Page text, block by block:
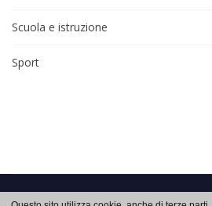
Scuola e istruzione
Sport